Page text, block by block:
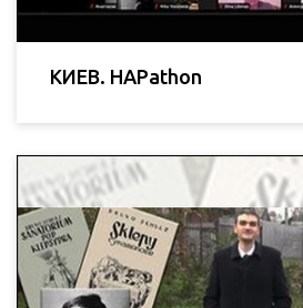
КИЕВ. HAPathon